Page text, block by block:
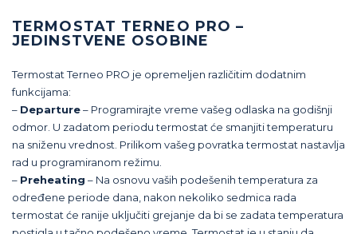
TERMOSTAT TERNEO PRO –
JEDINSTVENE OSOBINE
Termostat Terneo PRO je opremeljen različitim dodatnim
funkcijama:
– Departure– Programirajte vreme vašeg odlaska na godišnji
odmor. U zadatom periodu termostat će smanjiti temperaturu
na sniženu vrednost. Prilikom vašeg povratka termostat nastavlja
rad u programiranom režimu.
– Preheating – Na osnovu vaših podešenih temperatura za
određene periode dana, nakon nekoliko sedmica rada
termostat će ranije uključiti grejanje da bi se zadata temperatura